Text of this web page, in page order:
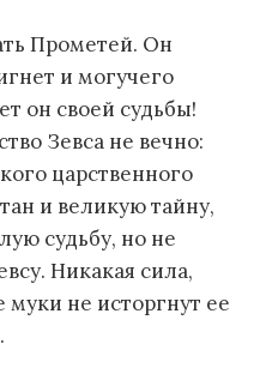
Прометей. Он
и могучего
он своей судьбы!
Зевса не вечно:
царственного
и великую тайну,
судьбу, но не
Никакая сила,
не исторгнут ее